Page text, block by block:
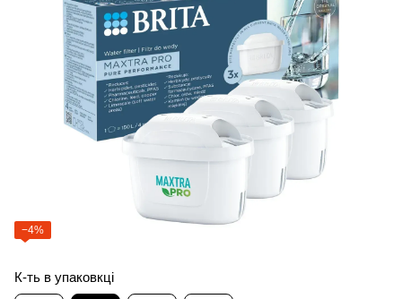
−4%
К-ть в упаковкці